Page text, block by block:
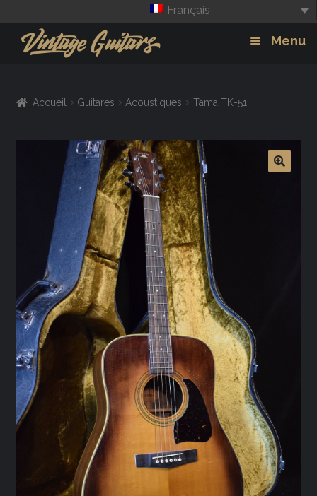
Français
Menu
Amplis
Effets
Accueil Guitares Acoustiques Tama TK-51